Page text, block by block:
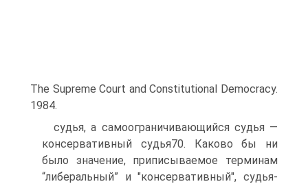
The Supreme Court and Constitutional Democracy.
1984.
судья, а самоограничивающийся судья —
консервативный судья70. Каково бы ни
было значение, приписываемое терминам
“либеральный” и "консервативный", судья-